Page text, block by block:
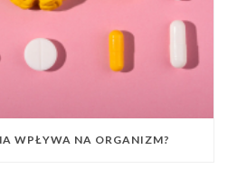
WPŁYWA NA ORGANIZM?